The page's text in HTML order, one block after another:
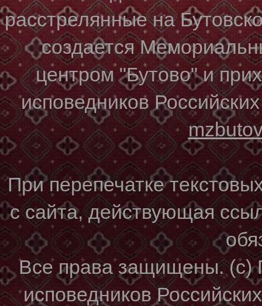
расстрелянные на
создается
центром "Бутово" и
исповедников
При перепечатке
с сайта, действующая
Все права защищены. (с)
исповедников